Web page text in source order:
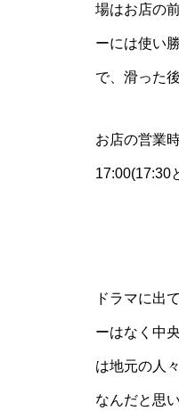
場はお店の
ーには使い
で、滑った
お店の営業
17:00(17:30
ドラマに出
ーはなく中
は地元の人
なんだと思